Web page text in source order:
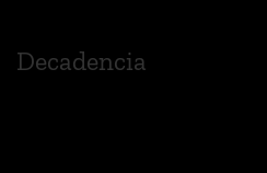
Decadencia